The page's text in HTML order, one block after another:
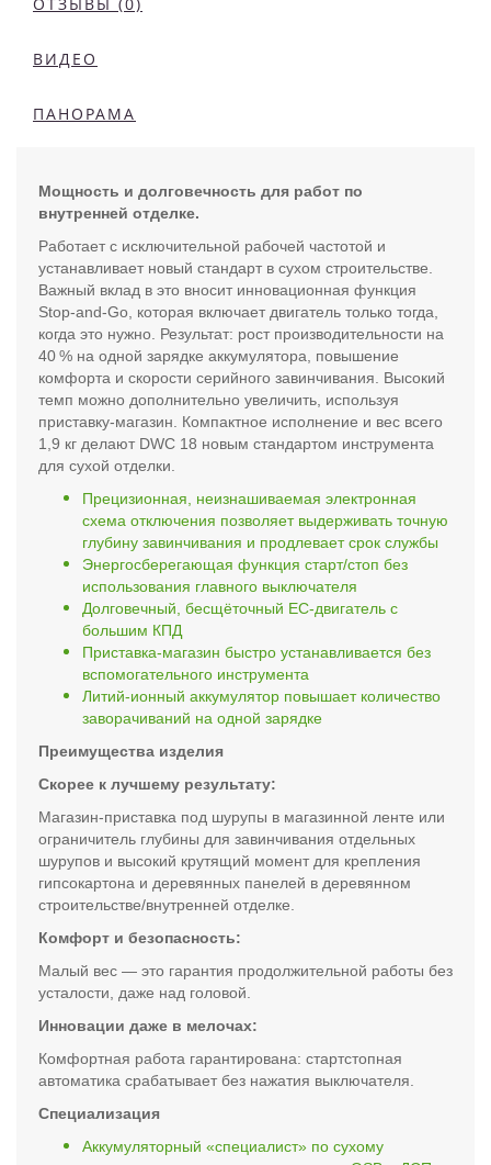
ВИДЕО
ПАНОРАМА
Мощность и долговечность для работ по
внутренней отделке.
Работает с исключительной рабочей частотой и
устанавливает новый стандарт в сухом строительстве.
Важный вклад в это вносит инновационная функция
Stop-and-Go, которая включает двигатель только тогда,
когда это нужно. Результат: рост производительности на
40 % на одной зарядке аккумулятора, повышение
комфорта и скорости серийного завинчивания. Высокий
темп можно дополнительно увеличить, используя
приставку-магазин. Компактное исполнение и вес всего
1,9 кг делают DWC 18 новым стандартом инструмента
для сухой отделки.
Прецизионная, неизнашиваемая электронная
схема отключения позволяет выдерживать точную
глубину завинчивания и продлевает срок службы
Энергосберегающая функция старт/стоп без
использования главного выключателя
Долговечный, бесщёточный EC-двигатель с
большим КПД
Приставка-магазин быстро устанавливается без
вспомогательного инструмента
Литий-ионный аккумулятор повышает количество
заворачиваний на одной зарядке
Преимущества изделия
Скорее к лучшему результату:
Магазин-приставка под шурупы в магазинной ленте или
ограничитель глубины для завинчивания отдельных
шурупов и высокий крутящий момент для крепления
гипсокартона и деревянных панелей в деревянном
строительстве/внутренней отделке.
Комфорт и безопасность:
Малый вес — это гарантия продолжительной работы без
усталости, даже над головой.
Инновации даже в мелочах:
Комфортная работа гарантирована: стартстопная
автоматика срабатывает без нажатия выключателя.
Специализация
Аккумуляторный «специалист» по сухому